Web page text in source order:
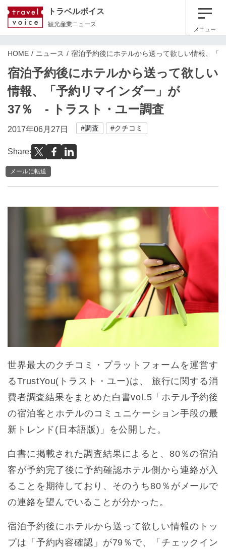
トラベルボイス
観光産業ニュース
メニュー
HOME ニュース 宿泊予約後にホテルから送って欲しい情報、
宿泊予約後にホテルから送って欲しい
情報、「予約リマインダー」が
37％ - トラスト・ユー調査
2017年06月27日 #調査 #クチコミ
Share:
メールに転送
世界最大のクチコミ・プラットフォームを運営す
るTrustYou(トラスト・ユー)は、 旅行に関する消
費者調査結果をまとめた白書vol.5「ホテル予約後
の宿泊客とホテルのコミュニケーション手段の最
新トレンド(日本語版)」を公開した。
白書に掲載された調査結果によると、80％の宿泊
客が予約完了後に予約確認ホテル側から連絡が入
ることを期待しており、そのうち80％がメールで
の連絡を望んでいることが分かった。
宿泊予約後にホテルから送って欲しい情報のトッ
プは「予約内容確認」が79％で、「チェックイン